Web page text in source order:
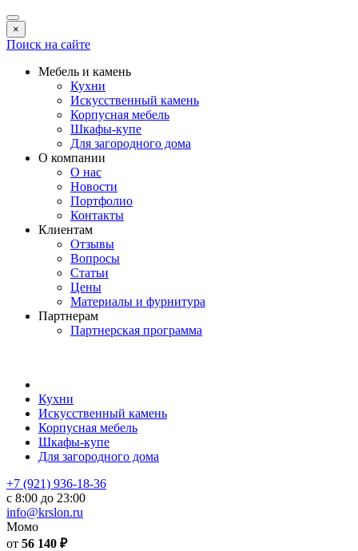
×
Поиск на сайте
Мебель и камень
Кухни
Искусственный камень
Корпусная мебель
Шкафы-купе
Для загородного дома
О компании
О нас
Новости
Портфолио
Контакты
Клиентам
Отзывы
Вопросы
Статьи
Цены
Материалы и фурнитура
Партнерам
Партнерская программа
Кухни
Искусственный камень
Корпусная мебель
Шкафы-купе
Для загородного дома
+7 (921) 936-18-36
с 8:00 до 23:00
info@krslon.ru
Момо
от 56 140 ₽